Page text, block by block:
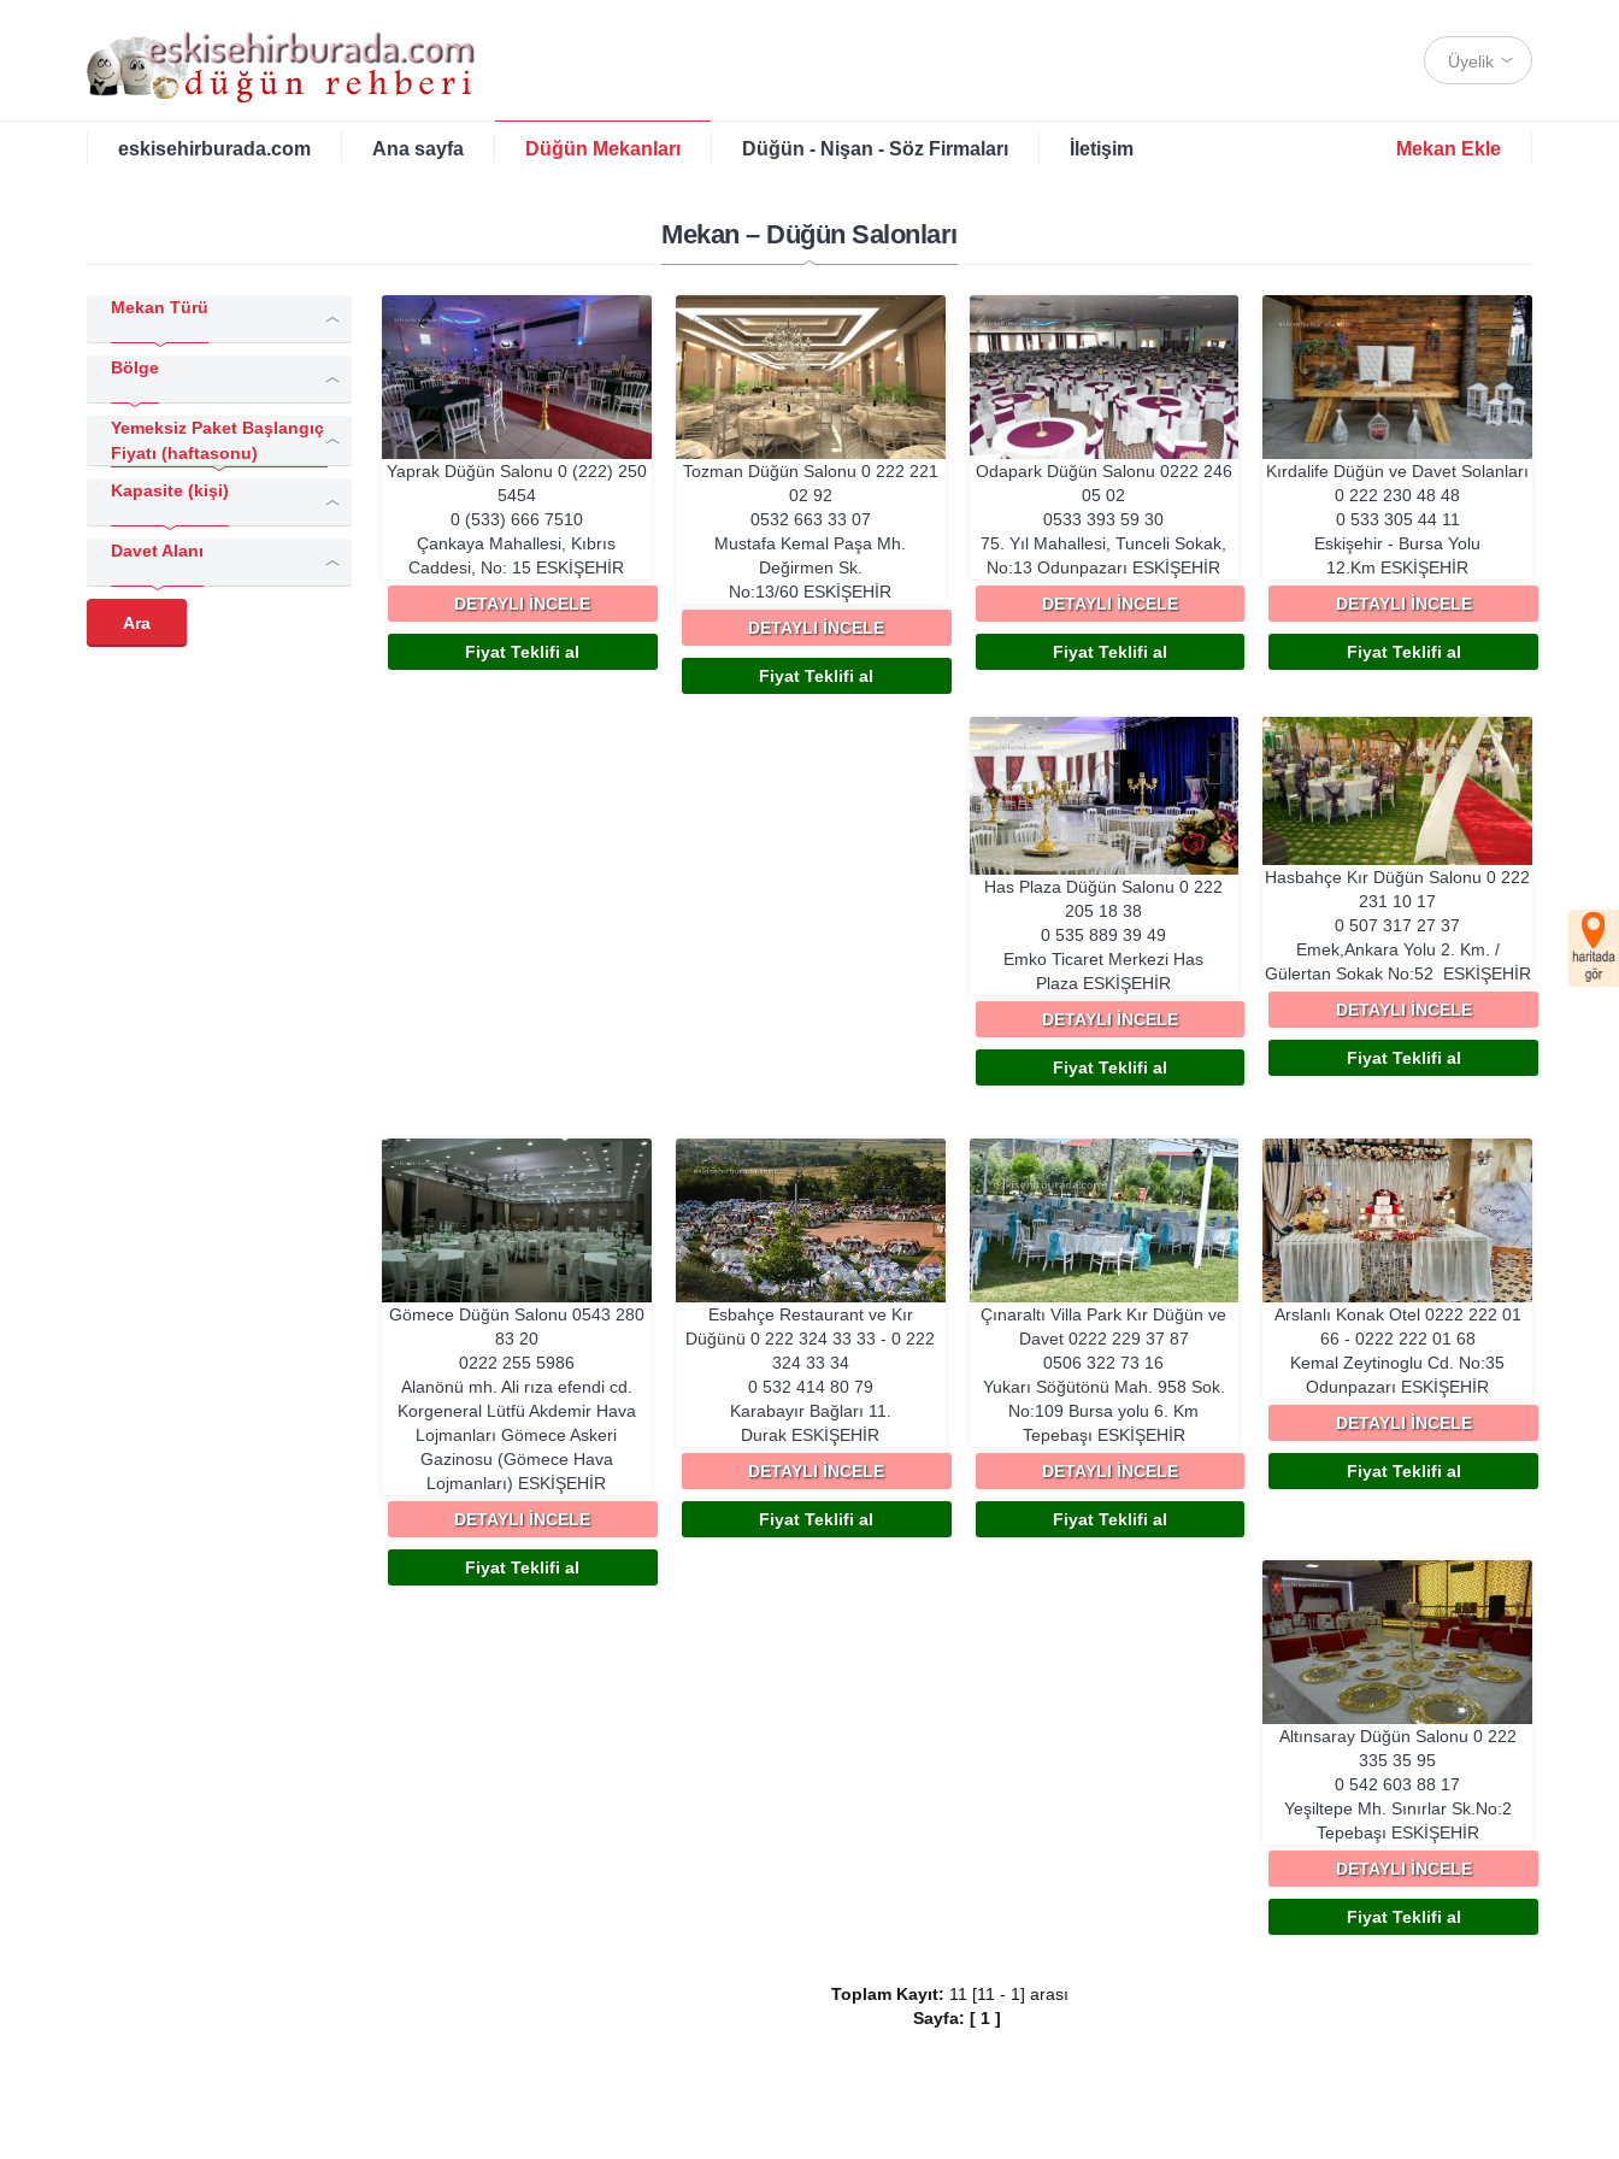
Üyelik
eskisehirburada.com Ana sayfa Düğün Mekanları Düğün - Nişan - Söz Firmaları İletişim Mekan Ekle
Mekan – Düğün Salonları
Mekan Türü
Bölge
Yemeksiz Paket Başlangıç
Fiyatı (haftasonu)
Kapasite (kişi)
Davet Alanı
Yaprak Düğün Salonu 0 (222) 250
5454
0 (533) 666 7510
Çankaya Mahallesi, Kıbrıs
Caddesi, No: 15 ESKIŞEHIR
DETAYLI İNCELE
Fiyat Teklifi al
Tozman Düğün Salonu 0 222 221
02 92
0532 663 33 07
Mustafa Kemal Paşa Mh.
Değirmen Sk.
No:13/60 ESKIŞEHIR
DETAYLI İNCELE
Fiyat Teklifi al
Odapark Düğün Salonu 0222 246
05 02
0533 393 59 30
75. Yıl Mahallesi, Tunceli Sokak,
No:13 Odunpazarı ESKIŞEHIR
DETAYLI İNCELE
Fiyat Teklifi al
Kırdalife Düğün ve Davet Solanları
0 222 230 48 48
0 533 305 44 11
Eskişehir - Bursa Yolu
12.Km ESKIŞEHIR
DETAYLI İNCELE
Fiyat Teklifi al
Has Plaza Düğün Salonu0 222
205 18 38
0 535 889 39 49
Emko Ticaret Merkezi Has
Plaza ESKIŞEHIR
DETAYLI İNCELE
Fiyat Teklifi al
Hasbahçe Kır Düğün Salonu0 222
231 10 17
0 507 317 27 37
Emek,Ankara Yolu 2. Km. /
Gülertan Sokak No:52 ESKIŞEHIR
DETAYLI İNCELE
Fiyat Teklifi al
Gömece Düğün Salonu 0543 280
83 20
0222 255 5986
Alanönü mh. Ali rıza efendi cd.
Korgeneral Lütfü Akdemir Hava
Lojmanları Gömece Askeri
Gazinosu (Gömece Hava
Lojmanları) ESKIŞEHIR
DETAYLI İNCELE
Fiyat Teklifi al
Esbahçe Restaurant ve Kır
Düğünü0 222 324 33 33 - 0 222
324 33 34
0 532 414 80 79
Karabayır Bağları 11.
Durak ESKIŞEHIR
DETAYLI İNCELE
Fiyat Teklifi al
Çınaraltı Villa Park Kır Düğün ve
Davet 0222 229 37 87
0506 322 73 16
Yukarı Söğütönü Mah. 958 Sok.
No:109 Bursa yolu 6. Km
Tepebaşı ESKIŞEHIR
DETAYLI İNCELE
Fiyat Teklifi al
Arslanlı Konak Otel 0222 222 01
66 - 0222 222 01 68
Kemal Zeytinoglu Cd. No:35
Odunpazarı ESKIŞEHIR
DETAYLI İNCELE
Fiyat Teklifi al
Altınsaray Düğün Salonu 0 222
335 35 95
0 542 603 88 17
Yeşiltepe Mh. Sınırlar Sk.No:2
Tepebaşı ESKIŞEHIR
DETAYLI İNCELE
Fiyat Teklifi al
Toplam Kayıt: 11 [11 - 1] arası
Sayfa: [ 1 ]